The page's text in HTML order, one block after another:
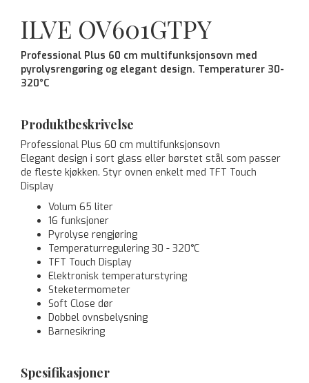
ILVE OV601GTPY
Professional Plus 60 cm multifunksjonsovn med
pyrolysrengøring og elegant design. Temperaturer 30-
320°C
Produktbeskrivelse
Professional Plus 60 cm multifunksjonsovn
Elegant design i sort glass eller børstet stål som passer
de fleste kjøkken. Styr ovnen enkelt med TFT Touch
Display
Volum 65 liter
16 funksjoner
Pyrolyse rengjøring
Temperaturregulering 30 - 320°C
TFT Touch Display
Elektronisk temperaturstyring
Steketermometer
Soft Close dør
Dobbel ovnsbelysning
Barnesikring
Spesifikasjoner